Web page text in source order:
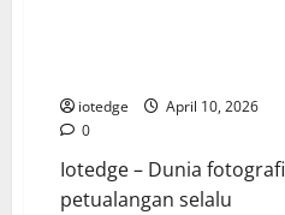
Atas
iotedge
April 10, 2026
0
Iotedge – Dunia fotografi
petualangan selalu